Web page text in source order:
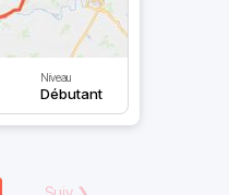
Niveau
Débutant